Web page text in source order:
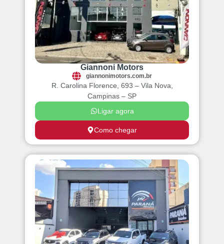
Giannoni Motors
giannonimotors.com.br
Como chegar
Ligar agora
R. Carolina Florence, 693 – Vila Nova,
Campinas – SP